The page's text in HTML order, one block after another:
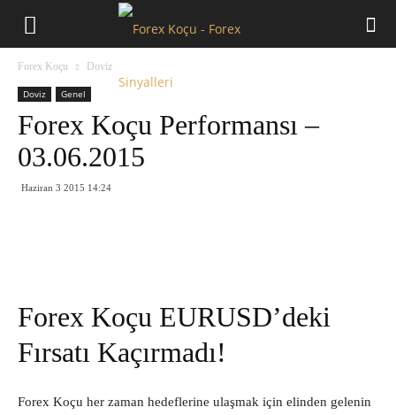
Forex Koçu Doviz
Doviz Genel
Forex Koçu Performansı –
03.06.2015
Haziran 3 2015 14:24
Forex Koçu EURUSD’deki
Fırsatı Kaçırmadı!
Forex Koçu her zaman hedeflerine ulaşmak için elinden gelenin